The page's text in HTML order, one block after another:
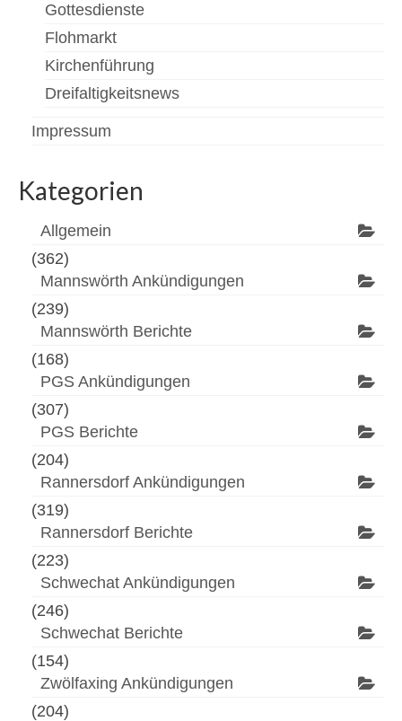
Gottesdienste
Flohmarkt
Kirchenführung
Dreifaltigkeitsnews
Impressum
Kategorien
Allgemein
(362)
Mannswörth Ankündigungen
(239)
Mannswörth Berichte
(168)
PGS Ankündigungen
(307)
PGS Berichte
(204)
Rannersdorf Ankündigungen
(319)
Rannersdorf Berichte
(223)
Schwechat Ankündigungen
(246)
Schwechat Berichte
(154)
Zwölfaxing Ankündigungen
(204)